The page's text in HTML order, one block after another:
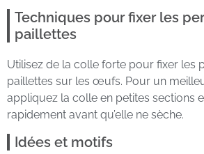
Techniques pour fixer les
paillettes
Utilisez de la colle forte pour fixer les
paillettes sur les œufs. Pour un
appliquez la colle en petites sections
rapidement avant qu’elle ne sèche.
Idées et motifs